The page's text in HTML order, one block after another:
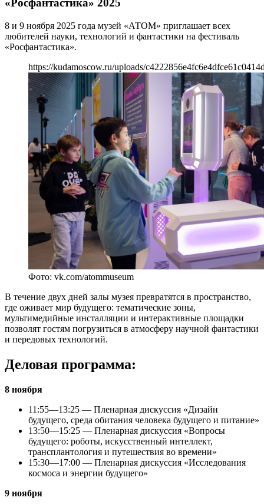
«Росфантастика» 2025
8 и 9 ноября 2025 года музей «АТОМ» приглашает всех
любителей науки, технологий и фантастики на фестиваль
«Росфантастика».
https://kudamoscow.ru/uploads/
Фото: vk.com/atommuseum
В течение двух дней залы музея превратятся в пространство,
где оживает мир будущего: тематические зоны,
мультимедийные инсталляции и интерактивные площадки
позволят гостям погрузиться в атмосферу научной фантастики
и передовых технологий.
Деловая программа:
8 ноября
11:55—13:25 — Пленарная дискуссия «Дизайн
будущего, среда обитания человека будущего и питание»
13:50—15:25 — Пленарная дискуссия «Вопросы
будущего: роботы, искусственный интеллект,
трансплантология и путешествия во времени»
15:30—17:00 — Пленарная дискуссия «Исследования
космоса и энергии будущего»
9 ноября